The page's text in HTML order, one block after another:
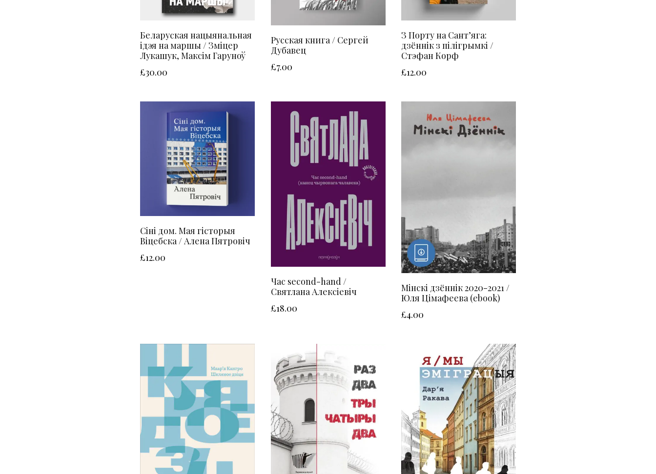
Беларуская нацыянальная
ідэя на маршы / Зміцер
Лукашук, Максім Гаруноў
£30.00
Русская книга / Сергей
Дубавец
£7.00
З Порту на Сант’яга:
дзённік з пілігрымкі /
Стэфан Корф
£12.00
Сіні дом. Мая гісторыя
Віцебска / Алена Пятровіч
£12.00
Час second-hand /
Святлана Алексіевіч
£18.00
Мінскі дзённік 2020-2021 /
Юля Цімафеева (ebook)
£4.00